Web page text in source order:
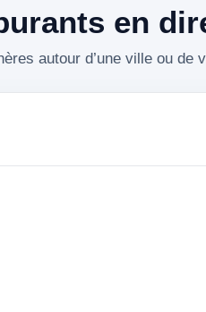
en
autour d’une ville ou de